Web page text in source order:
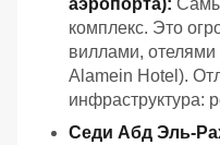
комплекс. Это
виллами, отелями
Alamein Hotel).
инфраструктура:
Седи Абд Эль-